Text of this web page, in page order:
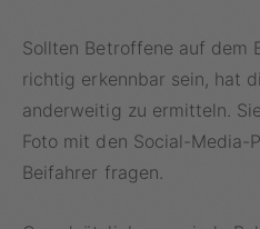
Sollten Betroffene auf dem
richtig erkennbar sein, hat
anderweitig zu ermitteln.
Foto mit den Social-Media-
Beifahrer fragen.